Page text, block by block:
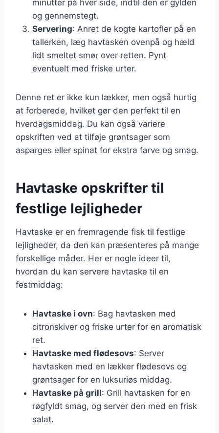
minutter på hver side, indtil den er gylden
og gennemstegt.
Servering: Anret de kogte kartofler på en
tallerken, læg havtasken ovenpå og hæld
lidt smeltet smør over retten. Pynt
eventuelt med friske urter.
Denne ret er ikke kun lækker, men også hurtig
at forberede, hvilket gør den perfekt til en
hverdagsmiddag. Du kan også variere
opskriften ved at tilføje grøntsager som
asparges eller spinat for ekstra farve og smag.
Havtaske opskrifter til
festlige lejligheder
Havtaske er en fremragende fisk til festlige
lejligheder, da den kan præsenteres på mange
forskellige måder. Her er nogle ideer til,
hvordan du kan servere havtaske til en
festmiddag:
Havtaske i ovn: Bag havtasken med
citronskiver og friske urter for en aromatisk
ret.
Havtaske med flødesovs: Server
havtasken med en lækker flødesovs og
grøntsager for en luksuriøs middag.
Havtaske på grill: Grill havtasken for en
røgfyldt smag, og server den med en frisk
salat.